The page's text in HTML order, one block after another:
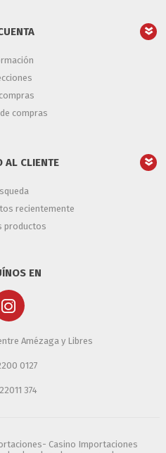
compras
AL CLIENTE
recientemente
productos
EN
Amézaga y Libres
0127
22011 374
Casino Importaciones